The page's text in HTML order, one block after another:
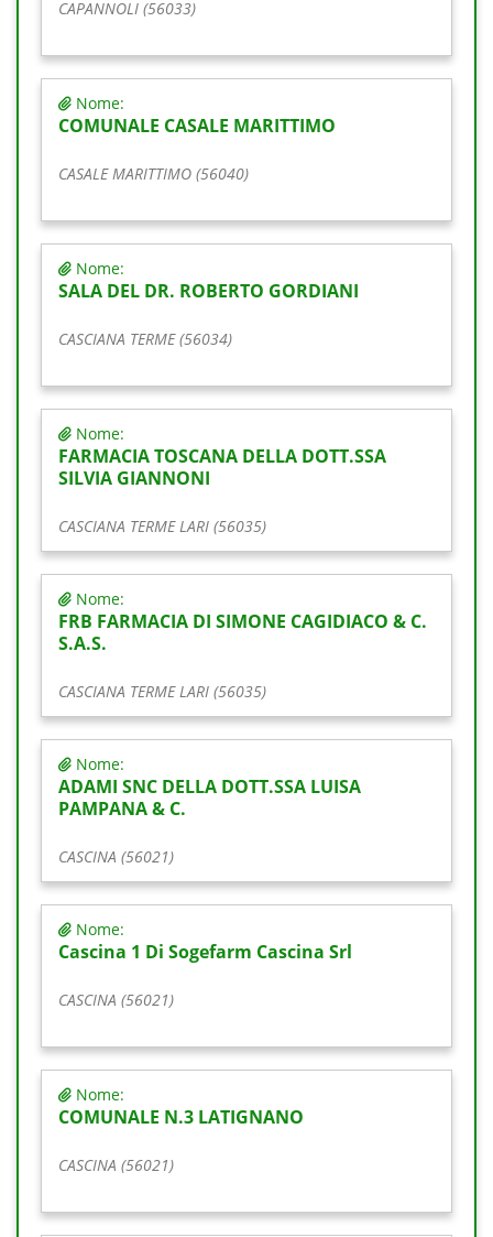
CAPANNOLI (56033)
Nome:
COMUNALE CASALE MARITTIMO
CASALE MARITTIMO (56040)
Nome:
SALA DEL DR. ROBERTO GORDIANI
CASCIANA TERME (56034)
Nome:
FARMACIA TOSCANA DELLA DOTT.SSA
SILVIA GIANNONI
CASCIANA TERME LARI (56035)
Nome:
FRB FARMACIA DI SIMONE CAGIDIACO & C.
S.A.S.
CASCIANA TERME LARI (56035)
Nome:
ADAMI SNC DELLA DOTT.SSA LUISA
PAMPANA & C.
CASCINA (56021)
Nome:
Cascina 1 Di Sogefarm Cascina Srl
CASCINA (56021)
Nome:
COMUNALE N.3 LATIGNANO
CASCINA (56021)